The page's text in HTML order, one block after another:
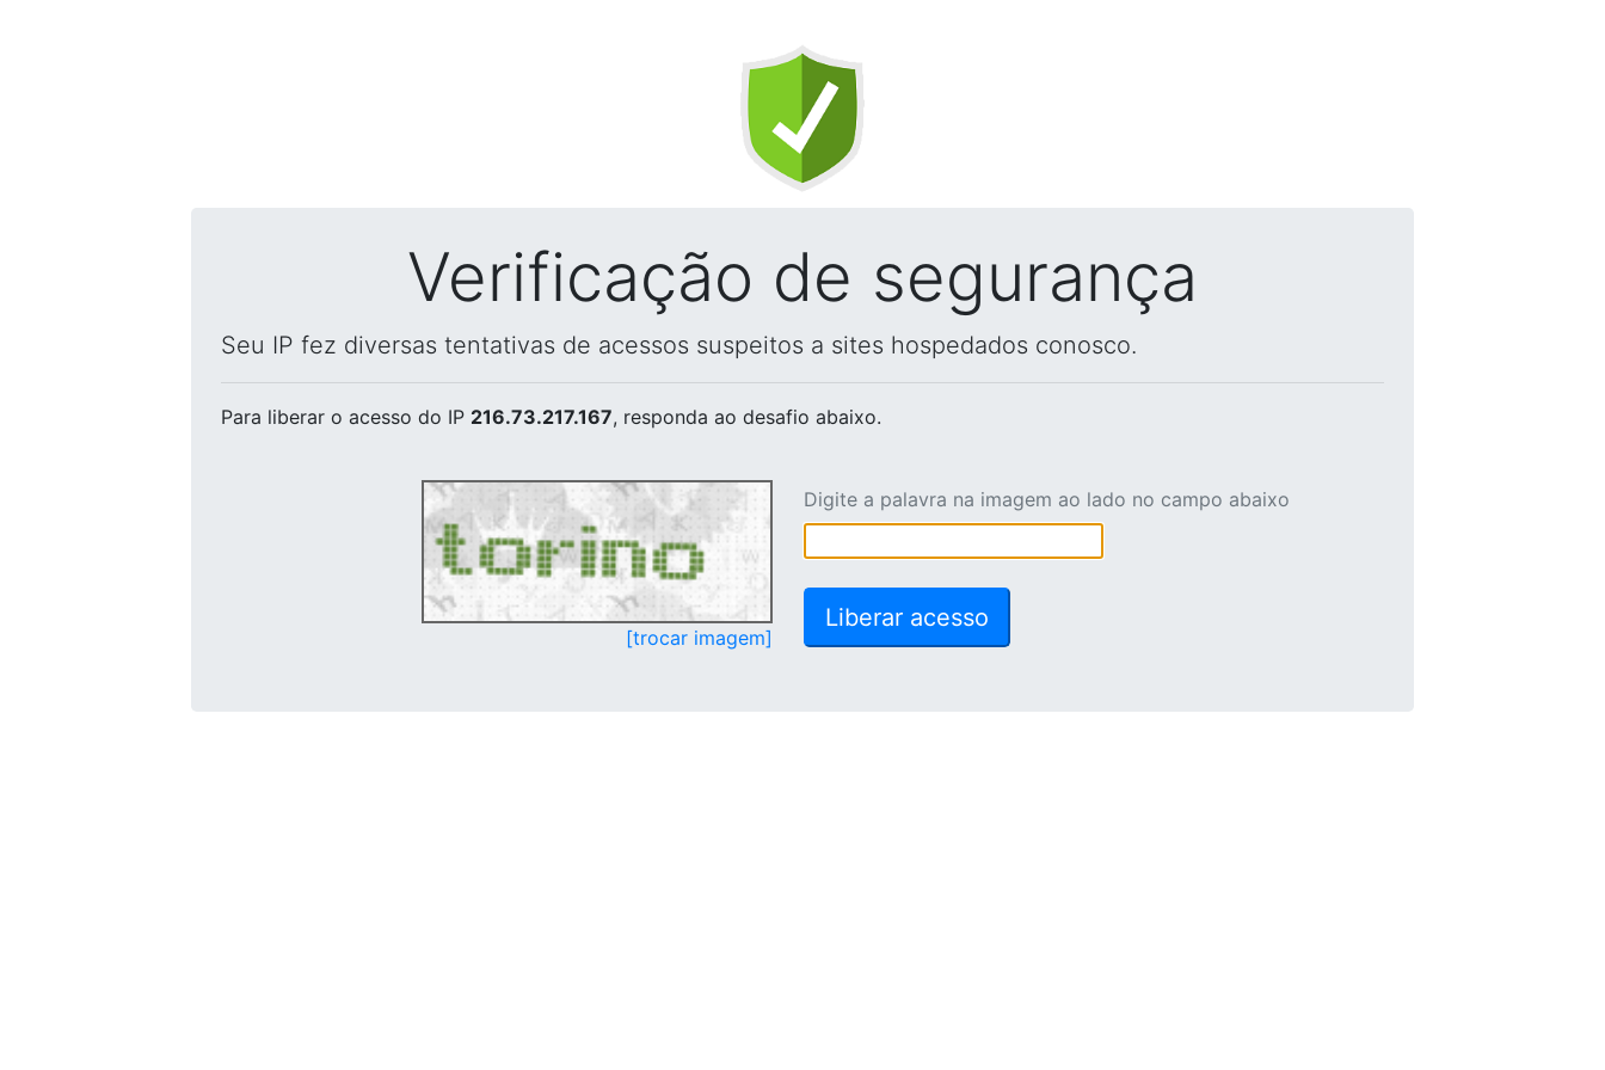
Verificação de segurança
Seu IP fez diversas tentativas de acessos suspeitos a sites hospedados conosco.
Para liberar o acesso do IP 216.73.217.167, responda ao desafio abaixo.
[trocar imagem]
Digite a palavra na imagem ao lado no campo abaixo